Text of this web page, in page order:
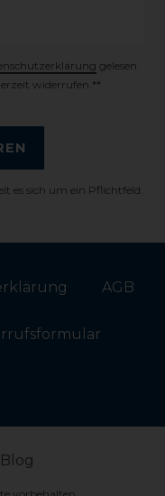
gelesen
widerrufen.**
es sich um ein Pflichtfeld.
AGB
Blog